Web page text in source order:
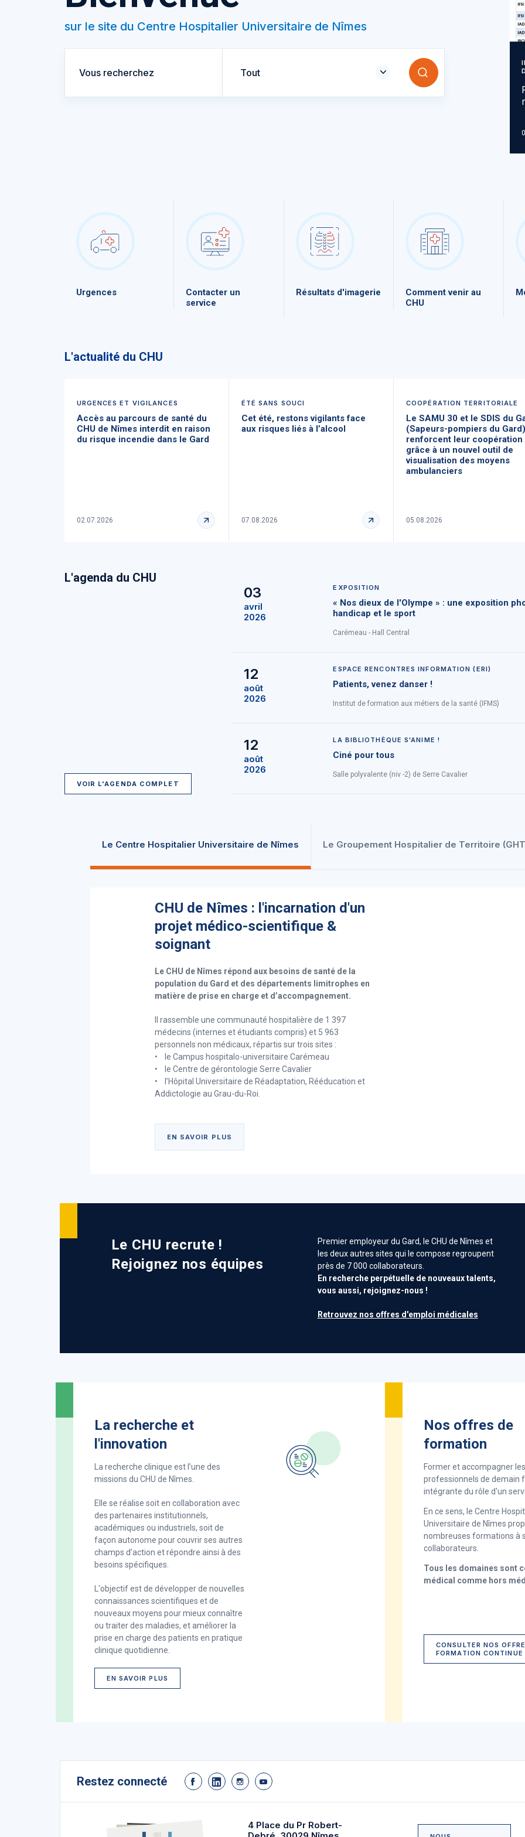
sur le site du Centre Hospitalier Universitaire de Nîmes
Tout
Urgences
Contacter un
service
Résultats d'imagerie
Comment venir au
CHU
L'actualité du CHU
URGENCES ET VIGILANCES
Accès au parcours de santé du
CHU de Nîmes interdit en raison
du risque incendie dans le Gard
02.07.2026
ÉTÉ SANS SOUCI
Cet été, restons vigilants face
aux risques liés à l’alcool
07.08.2026
COOPÉRATION TERRITORIALE
Le SAMU 30 et le SDIS du
(Sapeurs-pompiers du Gard)
renforcent leur coopération
grâce à un nouvel outil de
visualisation des moyens
ambulanciers
05.08.2026
L'agenda du CHU
VOIR L'AGENDA COMPLET
03
avril
2026
EXPOSITION
« Nos dieux de l'Olympe » : une exposition
handicap et le sport
Carémeau - Hall Central
12
août
2026
ESPACE RENCONTRES INFORMATION (ERI)
Patients, venez danser !
Institut de formation aux métiers de la santé (IFMS)
12
août
2026
LA BIBLIOTHÈQUE S'ANIME !
Ciné pour tous
Salle polyvalente (niv -2) de Serre Cavalier
Le Centre Hospitalier Universitaire de Nîmes Le Groupement Hospitalier de Territoire
CHU de Nîmes : l'incarnation d'un
projet médico-scientifique &
soignant
Le CHU de Nîmes répond aux besoins de santé de la
population du Gard et des départements limitrophes en
matière de prise en charge et d’accompagnement.
Il rassemble une communauté hospitalière de 1 397
médecins (internes et étudiants compris) et 5 963
personnels non médicaux, répartis sur trois sites :
• le Campus hospitalo-universitaire Carémeau
• le Centre de gérontologie Serre Cavalier
• l’Hôpital Universitaire de Réadaptation, Rééducation et
Addictologie au Grau-du-Roi.
EN SAVOIR PLUS
Symbole de la coopération des établissements publics
Au total, quinze établissements publics de santé et
établissements médicaux sociaux du Gard se
même : apporter un service et une qualité de soin la plus
EN SAVOIR PLUS
Le CHU recrute !
Rejoignez nos équipes
Premier employeur du Gard, le CHU de Nîmes et
les deux autres sites qui le compose regroupent
près de 7 000 collaborateurs.
En recherche perpétuelle de nouveaux talents,
vous aussi, rejoignez-nous !
Retrouvez nos offres d'emploi médicales
La recherche et
l'innovation
La recherche clinique est l’une des
missions du CHU de Nîmes.
Elle se réalise soit en collaboration avec
des partenaires institutionnels,
académiques ou industriels, soit de
façon autonome pour couvrir ses autres
champs d’action et répondre ainsi à des
besoins spécifiques.
L'objectif est de développer de nouvelles
connaissances scientifiques et de
nouveaux moyens pour mieux connaître
ou traiter des maladies, et améliorer la
prise en charge des patients en pratique
clinique quotidienne.
EN SAVOIR PLUS
Nos offres de
formation
Former et accompagner les
professionnels de demain
intégrante du rôle d'un
En ce sens, le Centre
Universitaire de Nîmes
nombreuses formations à
collaborateurs.
Tous les domaines sont
médical comme hors
CONSULTER NOS
FORMATION CONTINUE
Restez connecté
4 Place du Pr Robert-